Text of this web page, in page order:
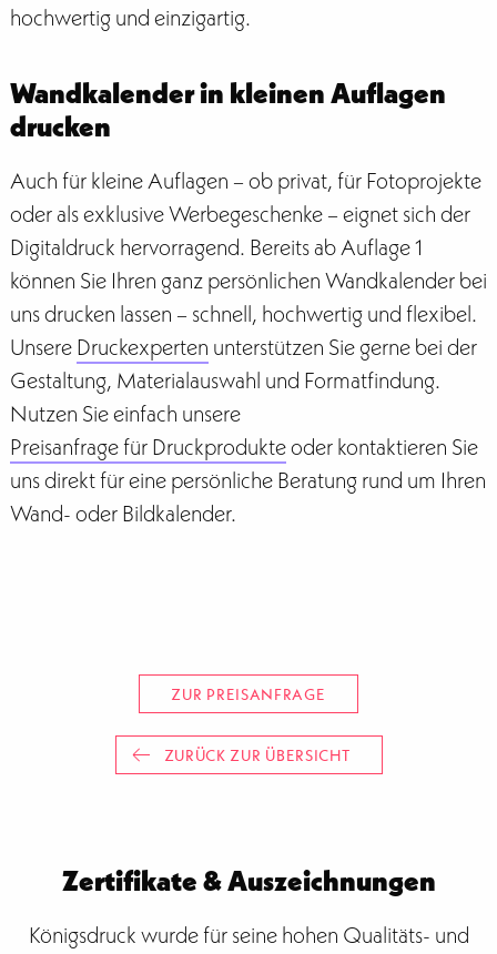
hochwertig und einzigartig.
Wandkalender in kleinen Auflagen
drucken
Auch für kleine Auflagen – ob privat, für Fotoprojekte
oder als exklusive Werbegeschenke – eignet sich der
Digitaldruck hervorragend. Bereits ab Auflage 1
können Sie Ihren ganz persönlichen Wandkalender bei
uns drucken lassen – schnell, hochwertig und flexibel.
Unsere Druckexperten unterstützen Sie gerne bei der
Gestaltung, Materialauswahl und Formatfindung.
Nutzen Sie einfach unsere
Preisanfrage für Druckprodukteoder kontaktieren Sie
uns direkt für eine persönliche Beratung rund um Ihren
Wand- oder Bildkalender.
ZUR PREISANFRAGE
ZURÜCK ZUR ÜBERSICHT
Zertifikate & Auszeichnungen
Königsdruck wurde für seine hohen Qualitäts- und